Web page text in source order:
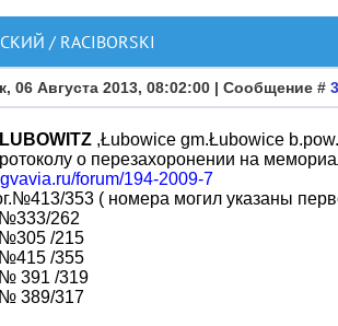
/ RACIBORSKI
06 Августа 2013, 08:02:00 | Сообщение #
LUBOWITZ ,Łubowice gm.Łubowice
о перезахоронении на
forum/194-2009-7
353 ( номера могил указаны
262
/215
/355
391 /319
389/317